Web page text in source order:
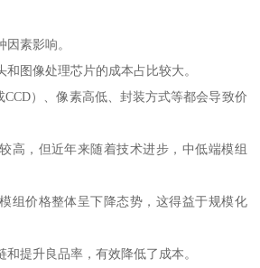
素影响。
图像处理芯片的成本占比较大。
CCD）、像素高低、封装方式等都会导致价
高，但近年来随着技术进步，中低端模组
组价格整体呈下降态势，这得益于规模化
提升良品率，有效降低了成本。